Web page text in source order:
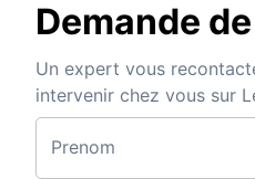
Demande
Un expert vous
intervenir chez vous sur
Prenom